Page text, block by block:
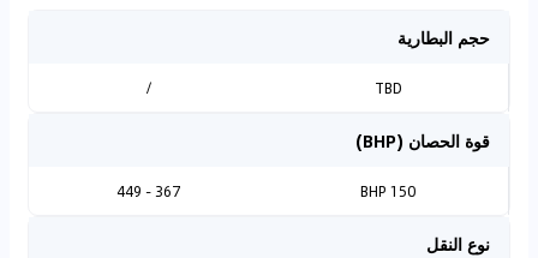
حجم البطارية
TBD
/
قوة الحصان (BHP)
150 BHP
367 - 449
نوع النقل